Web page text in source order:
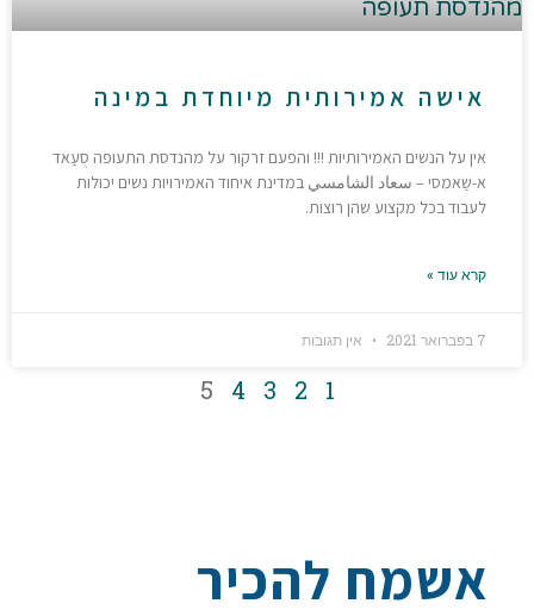
אישה אמירותית מיוחדת במינה
אין על הנשים האמירותיות !!! והפעם זרקור על מהנדסת התעופה סֻעַאד
א-שַאמִסִי – سعاد الشامسي במדינת איחוד האמירויות נשים יכולות
לעבוד בכל מקצוע שהן רוצות.
קרא עוד »
7 בפברואר 2021 אין תגובות
1
2
3
4
5
אשמח להכיר